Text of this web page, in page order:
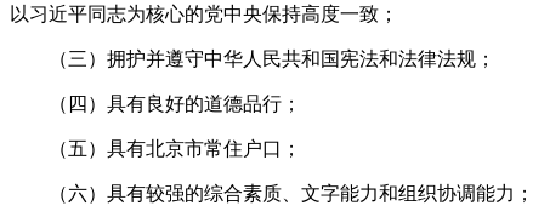
以习近平同志为核心的党中央保持高度一致；
（三）拥护并遵守中华人民共和国宪法和法律法规；
（四）具有良好的道德品行；
（五）具有北京市常住户口；
（六）具有较强的综合素质、文字能力和组织协调能力；